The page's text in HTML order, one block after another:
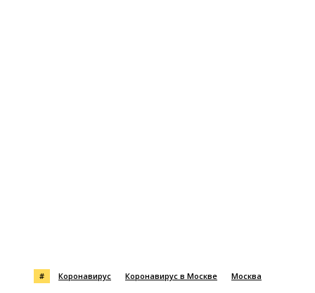
# Коронавирус Коронавирус в Москве Москва